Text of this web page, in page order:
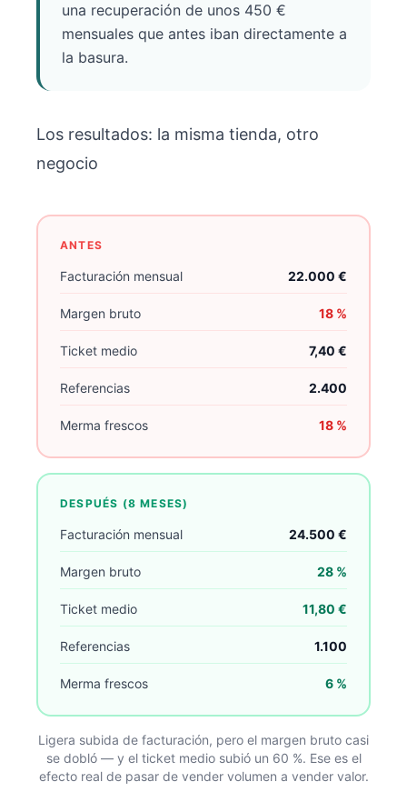
una recuperación de unos 450 €
mensuales que antes iban directamente a
la basura.
Los resultados: la misma tienda, otro
negocio
ANTES
Facturación mensual 22.000 €
Margen bruto 18 %
Ticket medio 7,40 €
Referencias 2.400
Merma frescos 18 %
DESPUÉS (8 MESES)
Facturación mensual 24.500 €
Margen bruto 28 %
Ticket medio 11,80 €
Referencias 1.100
Merma frescos 6 %
Ligera subida de facturación, pero el margen bruto casi
se dobló — y el ticket medio subió un 60 %. Ese es el
efecto real de pasar de vender volumen a vender valor.